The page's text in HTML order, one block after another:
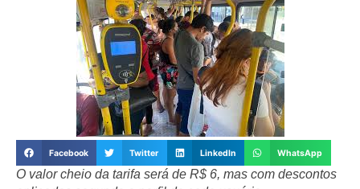
Facebook Twitter LinkedIn WhatsApp
O valor cheio da tarifa será de R$ 6, mas com descontos